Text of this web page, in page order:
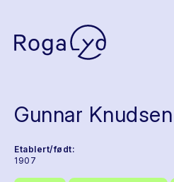
Gunnar
Etablert/født:
1907